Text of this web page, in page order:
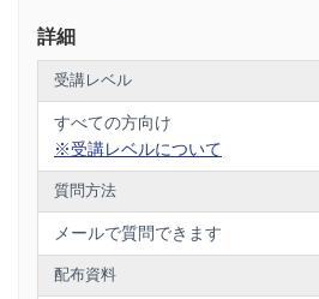
詳細
受講レベル
すべての方向け
※受講レベルについて
質問方法
メールで質問できます
配布資料